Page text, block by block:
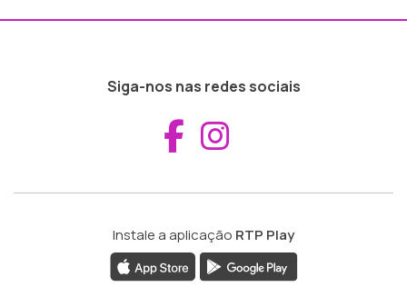
Siga-nos nas redes sociais
Aceder ao
Instale a aplicação RTP Play